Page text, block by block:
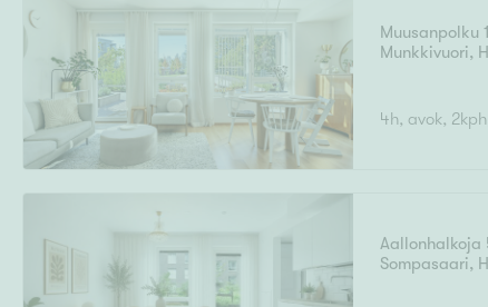
Kunto
Ominaisuudet
Muusanpolku 1
Munkkivuori,
4h, avok,
Aallonhalkoja
Sompasaari,